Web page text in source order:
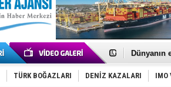
Baltık
Türk
Hüseyin
Hat-San
TÜRK BOĞAZLARI DENİZ KAZALARI IMO